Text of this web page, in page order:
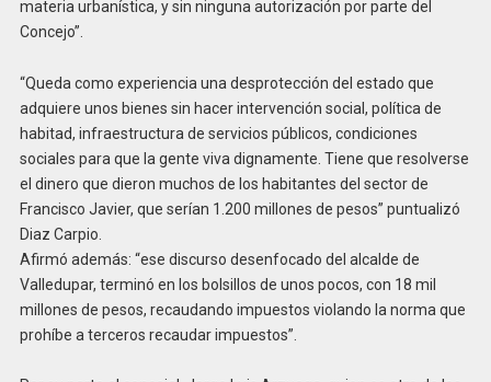
materia urbanística, y sin ninguna autorización por parte del
Concejo”.
“Queda como experiencia una desprotección del estado que
adquiere unos bienes sin hacer intervención social, política de
habitad, infraestructura de servicios públicos, condiciones
sociales para que la gente viva dignamente. Tiene que resolverse
el dinero que dieron muchos de los habitantes del sector de
Francisco Javier, que serían 1.200 millones de pesos” puntualizó
Diaz Carpio.
Afirmó además: “ese discurso desenfocado del alcalde de
Valledupar, terminó en los bolsillos de unos pocos, con 18 mil
millones de pesos, recaudando impuestos violando la norma que
prohíbe a terceros recaudar impuestos”.